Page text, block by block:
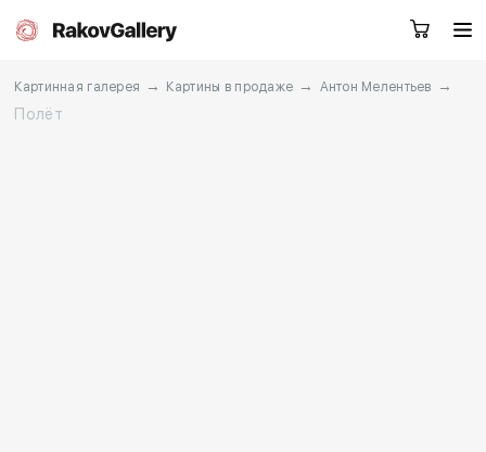
Картинная галерея → Картины в продаже → Антон Мелентьев
→
Полёт